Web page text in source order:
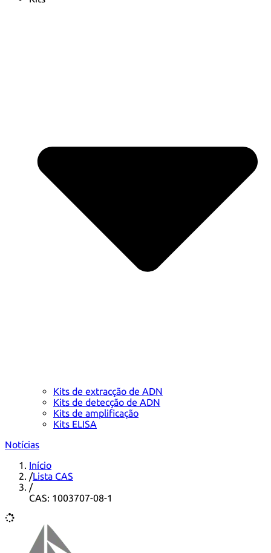
Kits de extracção de ADN
Kits de detecção de ADN
Kits de amplificação
Kits ELISA
Notícias
Início
/Lista CAS
/
CAS: 1003707-08-1